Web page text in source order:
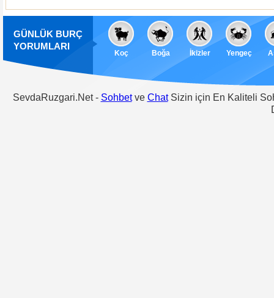
GÜNLÜK BURÇ
YORUMLARI
Koç Boğa İkizler Yengeç
SevdaRuzgari.Net - Sohbetve ChatSizin için En Kaliteli